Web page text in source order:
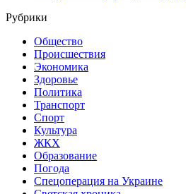
Рубрики
Общество
Происшествия
Экономика
Здоровье
Политика
Транспорт
Спорт
Культура
ЖКХ
Образование
Погода
Спецоперация на Украине